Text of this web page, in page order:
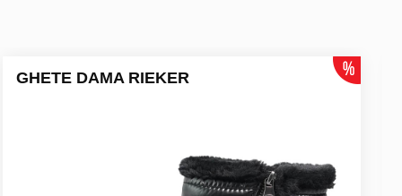
GHETE DAMA RIEKER